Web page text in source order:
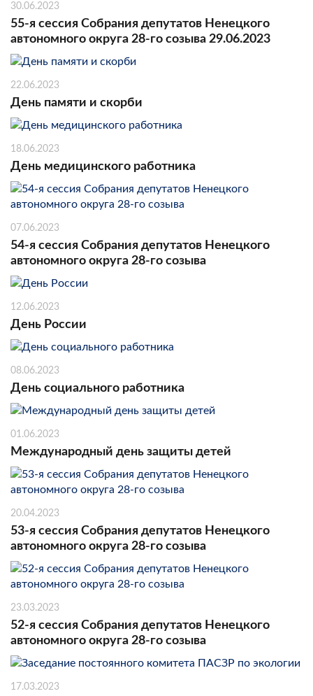
30.06.2023
55-я сессия Собрания депутатов Ненецкого
автономного округа 28-го созыва 29.06.2023
22.06.2023
День памяти и скорби
18.06.2023
День медицинского работника
07.06.2023
54-я сессия Собрания депутатов Ненецкого
автономного округа 28-го созыва
12.06.2023
День России
08.06.2023
День социального работника
01.06.2023
Международный день защиты детей
20.04.2023
53-я сессия Собрания депутатов Ненецкого
автономного округа 28-го созыва
23.03.2023
52-я сессия Собрания депутатов Ненецкого
автономного округа 28-го созыва
17.03.2023